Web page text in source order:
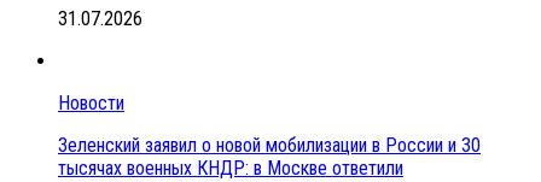
31.07.2026
Новости
Зеленский заявил о новой мобилизации в России и 30
тысячах военных КНДР: в Москве ответили